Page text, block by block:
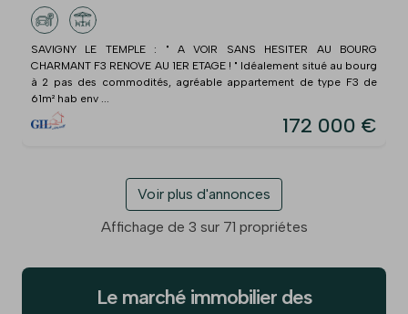
SAVIGNY LE TEMPLE : " A VOIR SANS HESITER AU BOURG
CHARMANT F3 RENOVE AU 1ER ETAGE ! " Idéalement situé au bourg
à 2 pas des commodités, agréable appartement de type F3 de
61m² hab env ...
172 000 €
Voir plus d'annonces
Affichage de 3 sur 71 propriétes
Le marché immobilier des